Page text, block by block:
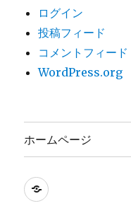
ログイン
投稿フィード
コメントフィード
WordPress.org
ホームページ
ホ